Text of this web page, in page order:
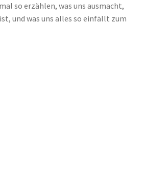
so erzählen, was uns ausmacht,
und was uns alles so einfällt zum